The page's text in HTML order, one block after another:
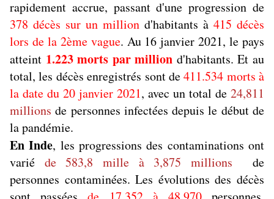
rapidement accrue, passant d'une progression de
378 décès sur un million d'habitants à 415 décès
lors de la 2ème vague. Au 16 janvier 2021, le pays
atteint 1.223 morts par million d'habitants. Et au
total, les décès enregistrés sont de411.534 morts à
la date du 20 janvier 2021, avec un total de 24,811
millions de personnes infectées depuis le début de
la pandémie.
En Inde, les progressions des contaminations ont
varié de 583,8 mille à 3,875 millions de
personnes contaminées. Les évolutions des décès